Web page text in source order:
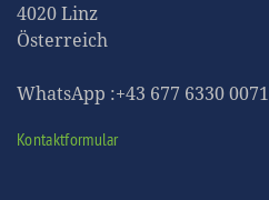
4020 Linz
Österreich
WhatsApp :+43 677 6330 0071
Kontaktformular